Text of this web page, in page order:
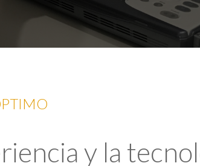
y la